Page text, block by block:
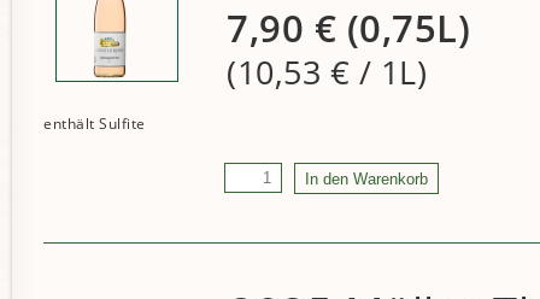
7,90 € (0,75L)
(10,53 € / 1L)